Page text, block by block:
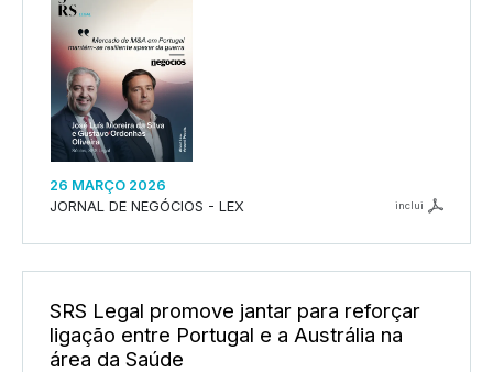
26 MARÇO 2026
JORNAL DE NEGÓCIOS - LEX
inclui
SRS Legal promove jantar para reforçar
ligação entre Portugal e a Austrália na
área da Saúde